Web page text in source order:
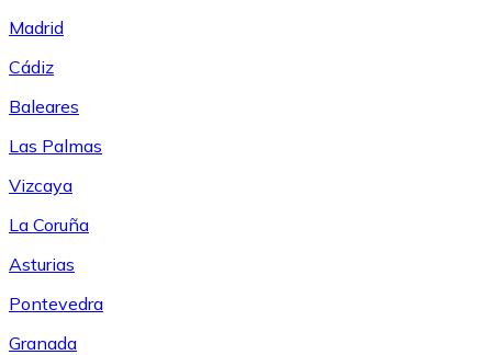
Madrid
Cádiz
Baleares
Las Palmas
Vizcaya
La Coruña
Asturias
Pontevedra
Granada